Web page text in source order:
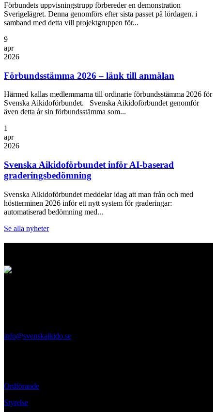
Förbundets uppvisningstrupp förbereder en demonstration
Sverigelägret. Denna genomförs efter sista passet på lördagen. i
samband med detta vill projektgruppen för...
9
apr
2026
Förbundsstämma 2026 – länk till anmälan
Härmed kallas medlemmarna till ordinarie förbundsstämma 2026 för
Svenska Aikidoförbundet. Svenska Aikidoförbundet genomför
även detta år sin förbundsstämma som...
1
apr
2026
Svenska Aikidoförbundet inför AI-baserad
graderingsbedömning
Svenska Aikidoförbundet meddelar idag att man från och med
höstterminen 2026 inför ett nytt system för graderingar:
automatiserad bedömning med...
Se alla nyheter
info@svenskaikido.se
Ordförande
Styrelse